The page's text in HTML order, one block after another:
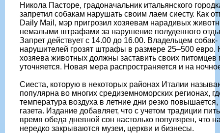
Никола Пасторе, градоначальник итальянского
запретил собакам нарушать своим лаем сиесту. Как
Daily Mail, мэр пригрозил хозяевам нарадивых
немалыми штрафами за нарушение полуденного
Запрет действует с 14.00 до 16.00. Владельцем собак-
нарушителей грозят штрафы в размере 25–500 евро.
хозяева животных должны заставить своих питомцев
уточняется. Новая мера распространяется и на
Сиеста, которую в некоторых районах Италии
популярна во многих средиземноморских регионах,
температура воздуха в летние дни резко
газета. Издание добавляет, что с учетом традиции
время обеда дневной сон настолько популярен, что
нередко закрываются музеи, церкви и бизнесы.